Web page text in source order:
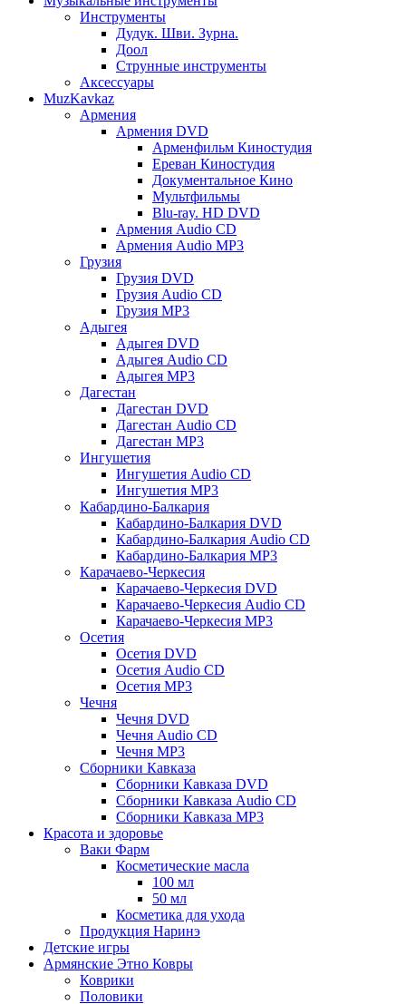
Инструменты
Дудук. Шви. Зурна.
Доол
Струнные инструменты
Аксессуары
MuzKavkaz
Армения
Армения DVD
Арменфильм Киностудия
Ереван Киностудия
Документальное Кино
Мультфильмы
Blu-ray. HD DVD
Армения Audio CD
Армения Audio MP3
Грузия
Грузия DVD
Грузия Audio CD
Грузия MP3
Адыгея
Адыгея DVD
Адыгея Audio CD
Адыгея MP3
Дагестан
Дагестан DVD
Дагестан Audio CD
Дагестан MP3
Ингушетия
Ингушетия Audio CD
Ингушетия MP3
Кабардино-Балкария
Кабардино-Балкария DVD
Кабардино-Балкария Audio CD
Кабардино-Балкария MP3
Карачаево-Черкесия
Карачаево-Черкесия DVD
Карачаево-Черкесия Audio CD
Карачаево-Черкесия MP3
Осетия
Осетия DVD
Осетия Audio CD
Осетия MP3
Чечня
Чечня DVD
Чечня Audio CD
Чечня MP3
Сборники Кавказа
Сборники Кавказа DVD
Сборники Кавказа Audio CD
Сборники Кавказа MP3
Красота и здоровье
Ваки Фарм
Косметические масла
100 мл
50 мл
Косметика для ухода
Продукция Наринэ
Детские игры
Армянские Этно Ковры
Коврики
Половики